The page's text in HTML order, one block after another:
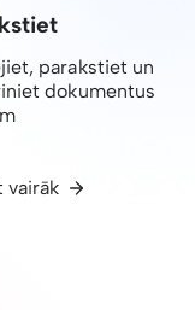
parakstiet un
dokumentus
vairāk